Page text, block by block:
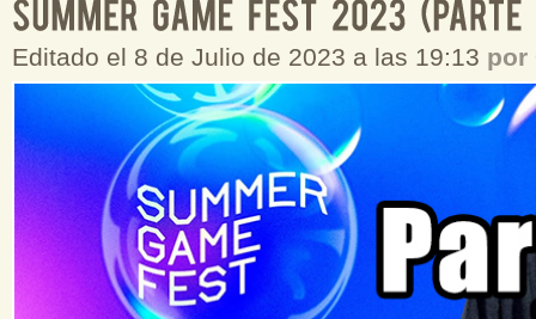
Editado el 8 de Julio de 2023 a las 19:13 por